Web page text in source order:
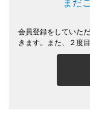
まだ
会員登録をしていた
きます。また、２度